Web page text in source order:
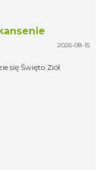
2026-08-15
się Święto Ziół.